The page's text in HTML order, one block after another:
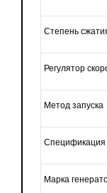
Степень
Регулятор
Метод запуска
Спецификация
Марка